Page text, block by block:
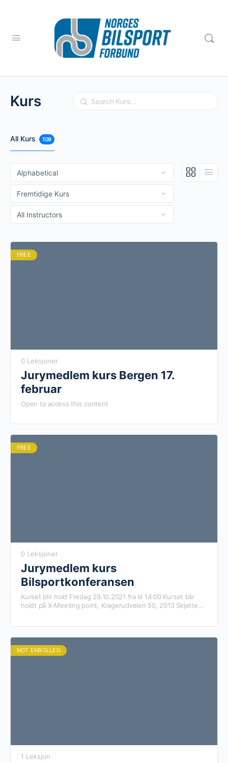
Kurs Search
All Kurs 109
FREE
0 Leksjoner
Jurymedlem kurs Bergen 17.
februar
Open to access this content
FREE
0 Leksjoner
Jurymedlem kurs
Bilsportkonferansen
Kurset blir hold Fredag 29.10.2021 fra kl 14:00 Kurset blir
holdt på X-Meeting point, Kragerudveien 50, 2013 Skjetten
NOT ENROLLED
1 Leksjon